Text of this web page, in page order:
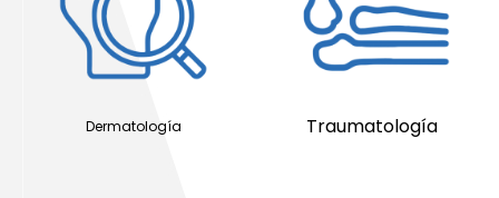
Dermatología Traumatología